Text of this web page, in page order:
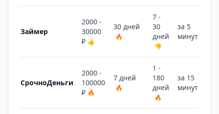
Займер
2000 -
30000
₽ 👍
30 дней
🔥
7 -
30
дней
👎
за 5
минут
СрочноДеньги
2000 -
100000
₽ 🔥
7 дней
🔥
1 -
180
дней
🔥
за 15
минут